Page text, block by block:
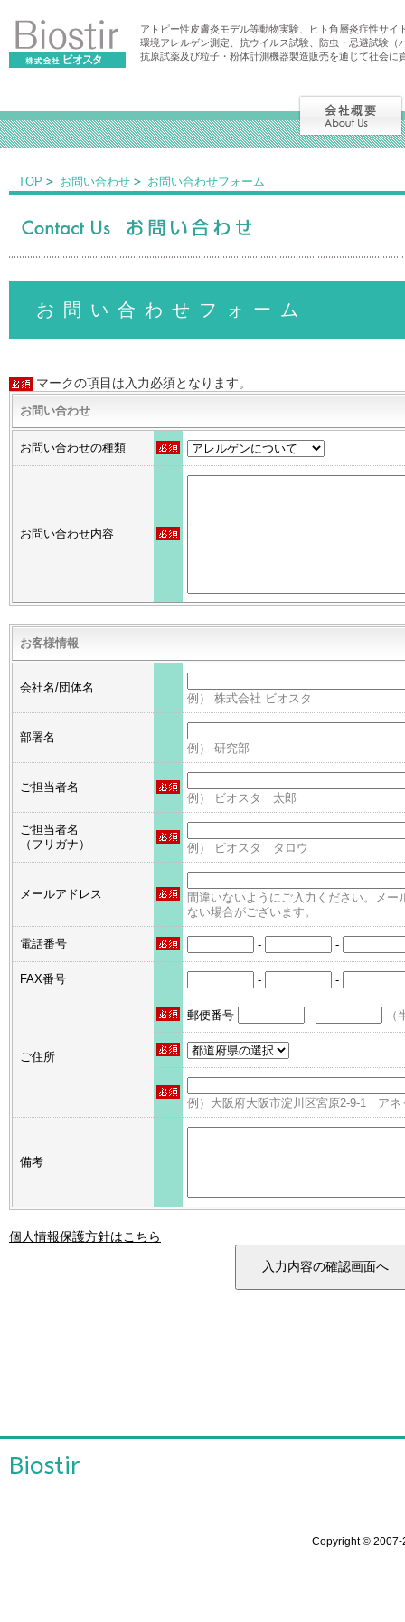
アトピー性皮膚炎モデル等動物実験、ヒト角層炎症性サイ
環境アレルゲン測定、抗ウイルス試験、防虫・忌避試験（
抗原試薬及び粒子・粉体計測機器製造販売を通じて社会に
TOP お問い合わせ お問い合わせフォーム
お問い合わせフォーム
マークの項目は入力必須となります。
お問い合わせ
お問い合わせの種類
お問い合わせ内容
お客様情報
会社名/団体名
例） 株式会社 ビオスタ
部署名
例） 研究部
ご担当者名
例） ビオスタ 太郎
ご担当者名
（フリガナ）
例） ビオスタ タロウ
メールアドレス
間違いないようにご入力ください。メ
ない場合がございます。
電話番号 - -
FAX番号 - -
ご住所
郵便番号 -
例）大阪府大阪市淀川区宮原2-9-1 アネ
備考
個人情報保護方針はこちら
Biostir
Copyright © 2007-